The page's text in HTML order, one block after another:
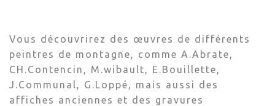
Vous découvrirez des œuvres de différents
peintres de montagne, comme A.Abrate,
CH.Contencin, M.wibault, E.Bouillette,
J.Communal, G.Loppé, mais aussi des
affiches anciennes et des gravures